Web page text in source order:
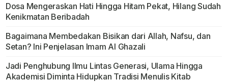
Dosa Mengeraskan Hati Hingga Hitam Pekat, Hilang Sudah
Kenikmatan Beribadah
Bagaimana Membedakan Bisikan dari Allah, Nafsu, dan
Setan? Ini Penjelasan Imam Al Ghazali
Jadi Penghubung Ilmu Lintas Generasi, Ulama Hingga
Akademisi Diminta Hidupkan Tradisi Menulis Kitab